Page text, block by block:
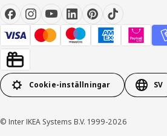
Cookie-inställningar SV
© Inter IKEA Systems B.V. 1999-2026